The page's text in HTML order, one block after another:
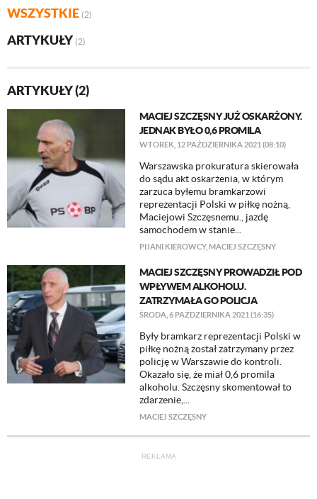
WSZYSTKIE (2)
ARTYKUŁY (2)
ARTYKUŁY (2)
MACIEJ SZCZĘSNY JUŻ OSKARŻONY.
JEDNAK BYŁO 0,6 PROMILA
WTOREK, 12 PAŹDZIERNIKA 2021 (08:10)
Warszawska prokuratura skierowała
do sądu akt oskarżenia, w którym
zarzuca byłemu bramkarzowi
reprezentacji Polski w piłkę nożną,
Maciejowi Szczęsnemu., jazdę
samochodem w stanie...
PIJANI KIEROWCY, MACIEJ SZCZĘSNY
MACIEJ SZCZĘSNY PROWADZIŁ POD
WPŁYWEM ALKOHOLU.
ZATRZYMAŁA GO POLICJA
ŚRODA, 6 PAŹDZIERNIKA 2021 (16:35)
Były bramkarz reprezentacji Polski w
piłkę nożną został zatrzymany przez
policję w Warszawie do kontroli.
Okazało się, że miał 0,6 promila
alkoholu. Szczęsny skomentował to
zdarzenie,...
MACIEJ SZCZĘSNY
REKLAMA